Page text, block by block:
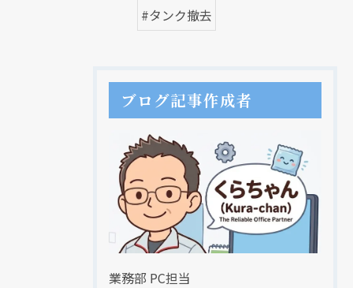
#タンク撤去
ブログ記事作成者
業務部 PC担当